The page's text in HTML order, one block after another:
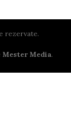
rezervate.
Mester Media.